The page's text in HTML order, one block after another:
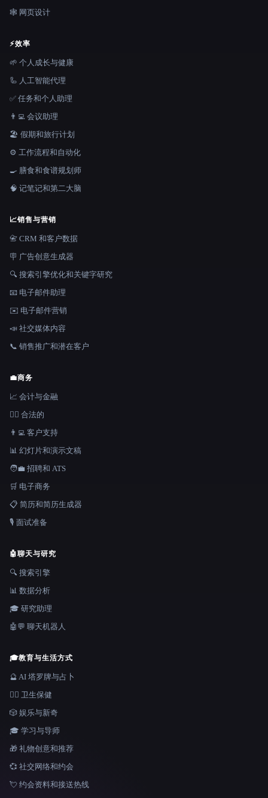
🕸 网页设计
⚡效率
🌱 个人成长与健康
🦾 人工智能代理
✅ 任务和个人助理
👨‍💻 会议助理
🏖 假期和旅行计划
⚙️ 工作流程和自动化
🍳 膳食和食谱规划师
🧠 记笔记和第二大脑
📈销售与营销
📇 CRM 和客户数据
🪧 广告创意生成器
🔍 搜索引擎优化和关键字研究
📧 电子邮件助理
✉️ 电子邮件营销
📣 社交媒体内容
📞 销售推广和潜在客户
💼商务
📈 会计与金融
👩‍⚖️ 合法的
👨‍💻 客户支持
📊 幻灯片和演示文稿
🧑‍💼 招聘和 ATS
🛒 电子商务
📋 简历和简历生成器
🎙️ 面试准备
🤖聊天与研究
🔍 搜索引擎
📊 数据分析
🎓 研究助理
🤖💬 聊天机器人
🎓教育与生活方式
🔮 AI 塔罗牌与占卜
👩‍⚕️ 卫生保健
🎲 娱乐与新奇
🎓 学习与导师
🎁 礼物创意和推荐
💞 社交网络和约会
💘 约会资料和接送热线